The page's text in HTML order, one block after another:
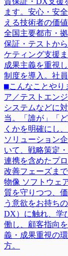
ます。安心・安
える技術者の価
全国主要都市・
保証・テストか
ケティング支援
成果主義を重視
制度を導入。社
⬛︎こんなことや
ア／テストエン
システムなどに
当。「誰が」「
くかを明確にし
ソリューション
いて、戦略策定
連携を含めたプ
改善フェーズま
物像 ソフトウェ
質を守りつつ、
う意欲をお持ち
DX）に触れ、学
働し、顧客指向
義・成果重視の
方。